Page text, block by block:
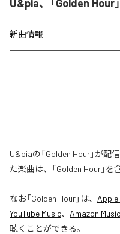
U&pia、「Golden Hour
新曲情報
U&piaの「Golden Hour」が
た楽曲は、「Golden Hour」を
なお「Golden Hour」は、 Apple
YouTube Music、 Amazon
聴くことができる。